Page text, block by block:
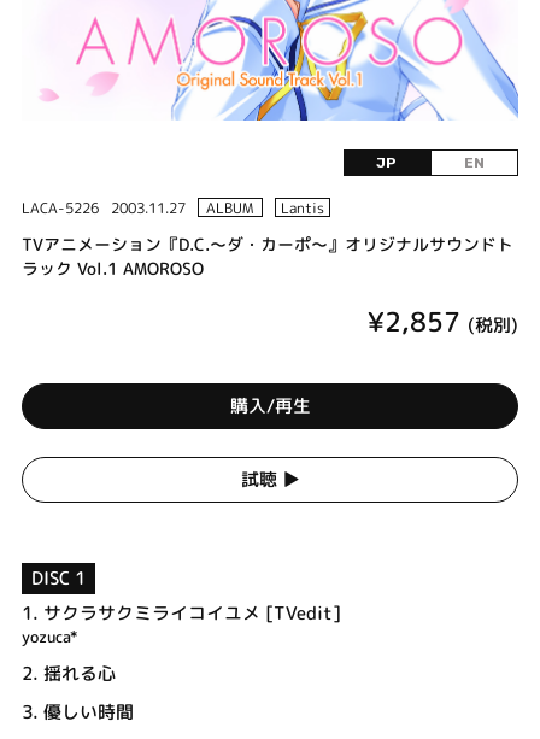
JP EN
LACA-5226 2003.11.27 ALBUM Lantis
TVアニメーション『D.C.～ダ・カーポ～』オリジナルサウンドト
ラック Vol.1 AMOROSO
¥2,857 (税別)
購入/再生
試聴 ▶︎
DISC 1
1. サクラサクミライコイユメ [TVedit]
yozuca*
2. 揺れる心
3. 優しい時間